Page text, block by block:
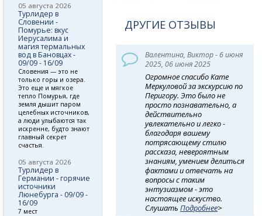
ДРУГИЕ ОТЗЫВЫ
Валентина, Виктор - 6 июня
2025, 06 июня 2025
Огромное спасибо Кате
Меркуловой за экскурсию по
Перигору. Это было не
просто познавательно, а
действительно
увлекательно и легко -
благодаря вашему
потрясающему стилю
рассказа, невероятным
знаниям, умением делиться
фактами и отвечать на
вопросы с таким
энтузиазмом - это
настоящее искуство.
СлушатьПодробнее>
05 августа 2026
Турлидер в
Словении -
Помурье: вкус
Иерусалима и
магия термальных
вод в Бановцах -
09/09 - 16/09
Словения — это не
только горы и озера.
Это еще и мягкое
тепло Помурья, где
земля дышит паром
целебных источников,
а люди улыбаются так
искренне, будто знают
главный секрет
счастья.
05 августа 2026
Турлидер в
Германии - горячие
источники
Люнебурга - 09/09 -
16/09
7 мест